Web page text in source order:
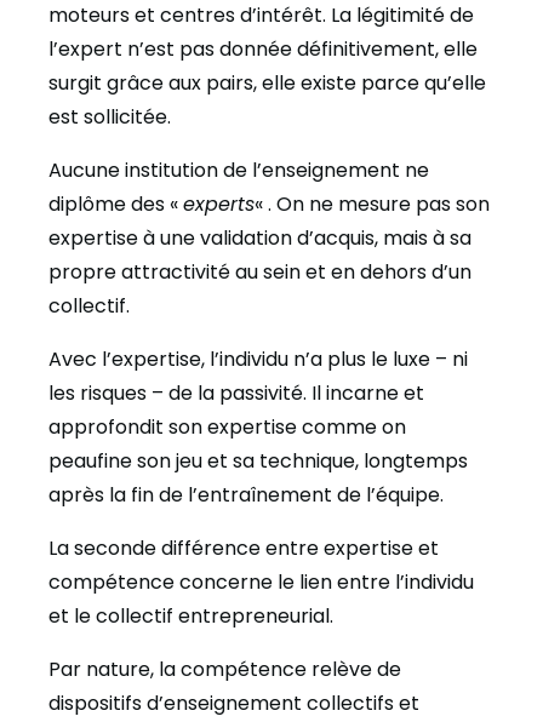
moteurs et centres d’intérêt. La légitimité de
l’expert n’est pas donnée définitivement, elle
surgit grâce aux pairs, elle existe parce qu’elle
est sollicitée.
Aucune institution de l’enseignement ne
diplôme des «experts« . On ne mesure pas son
expertise à une validation d’acquis, mais à sa
propre attractivitéau sein et en dehors d’un
collectif.
Avec l’expertise, l’individu n’a plus le luxe – ni
les risques – de la passivité. Il incarne et
approfondit son expertise comme on
peaufine son jeu et sa technique, longtemps
après la fin de l’entraînement de l’équipe.
La seconde différence entre expertise et
compétence concerne le lien entre l’individu
et le collectif entrepreneurial.
Par nature, la compétence relève de
dispositifs d’enseignement collectifs et